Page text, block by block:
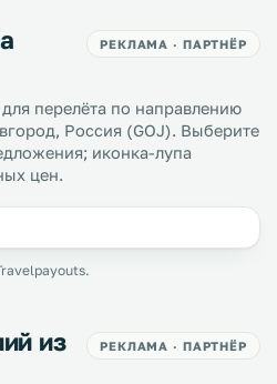
РЕКЛАМА · ПАРТНЁР
перелёта по направлению
Россия (GOJ). Выберите
иконка-лупа
цен.
из
РЕКЛАМА · ПАРТНЁР